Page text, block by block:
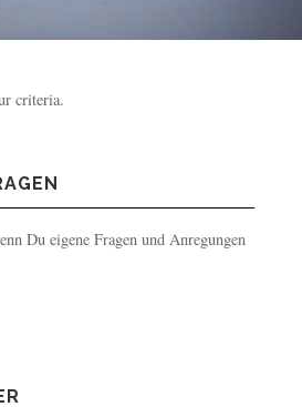
criteria.
Du eigene Fragen und Anregungen